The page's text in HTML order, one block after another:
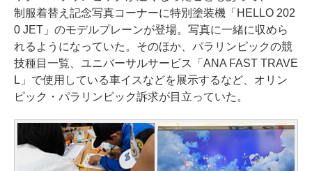
制服着替え記念写真コーナーに特別塗装機「HELLO 202
0 JET」のモデルプレーンが登場。写真に一緒に収めら
れるようになっていた。そのほか、パラリンピックの競
技種目一覧、ユニバーサルサービス「ANA FAST TRAVE
L」で使用している車イスなどを展示するなど、オリン
ピック・パラリンピック訴求が目立っていた。